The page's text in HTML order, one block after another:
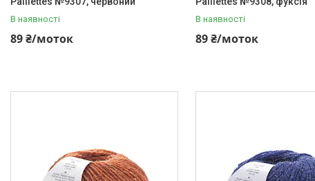
В наявності
89 ₴/моток
В наявності
89 ₴/моток